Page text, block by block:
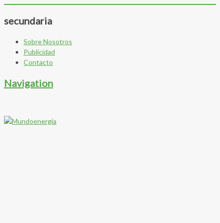
secundaria
Sobre Nosotros
Publicidad
Contacto
Navigation